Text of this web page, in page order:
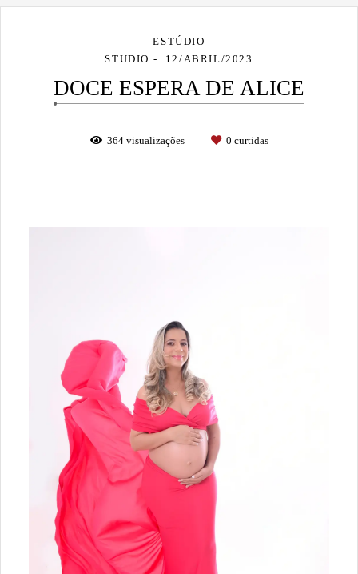
ESTÚDIO
STUDIO
12/ABRIL/2023
DOCE ESPERA DE ALICE
364visualizações 0 curtidas